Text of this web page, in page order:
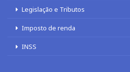
Legislação e Tributos
Imposto de renda
INSS